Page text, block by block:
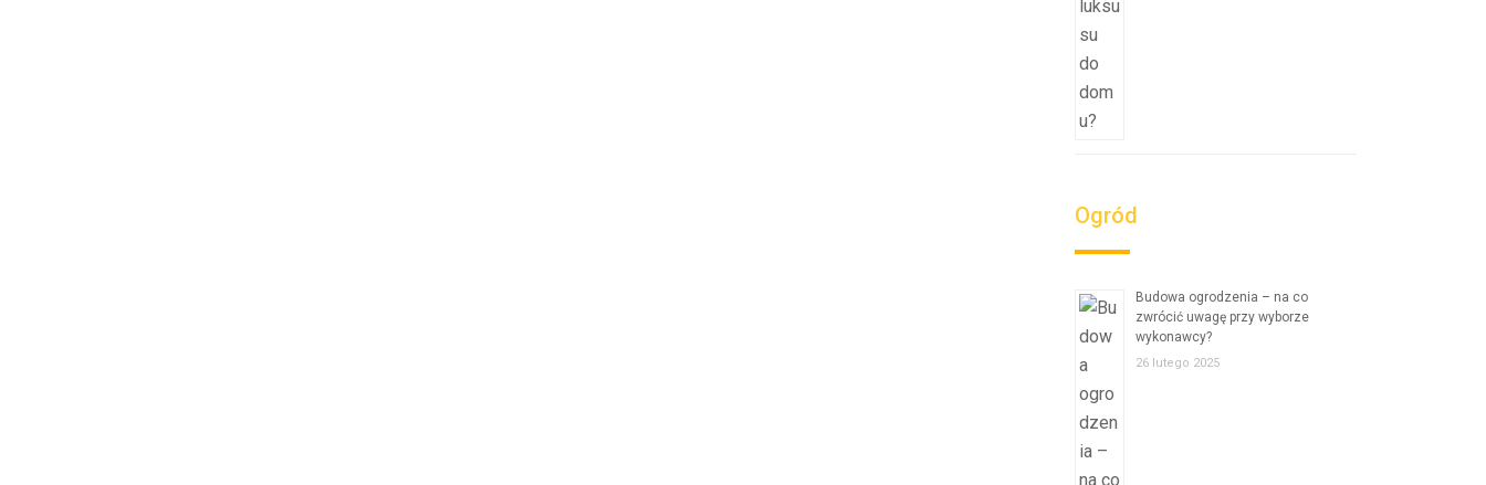
Ogród
Budowa ogrodzenia – na co
zwrócić uwagę przy wyborze
wykonawcy?
26 lutego 2025